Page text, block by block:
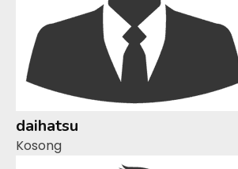
daihatsu
Kosong